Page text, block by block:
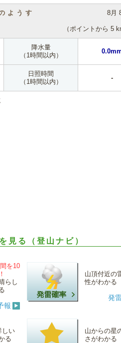
ようす 8月
（ポイントから 5
降水量
（1時間以内）
日照時間
（1時間以内）
-
見る（登山ナビ）
を10
らし
報
山頂付近の
性がわかる
発
しい
る
山からの星
さがわかる